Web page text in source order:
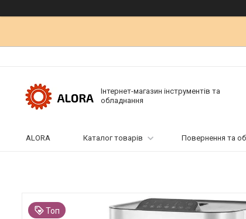
Інтернет-магазин інструментів та
обладнання
ALORA Каталог товарів Повернення та
Топ